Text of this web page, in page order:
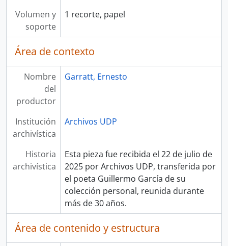
Volumen y
soporte
1 recorte, papel
Área de contexto
Nombre
del
productor
Garratt, Ernesto
Institución
archivística
Archivos UDP
Historia
archivística
Esta pieza fue recibida el 22 de julio de
2025 por Archivos UDP, transferida por
el poeta Guillermo García de su
colección personal, reunida durante
más de 30 años.
Área de contenido y estructura